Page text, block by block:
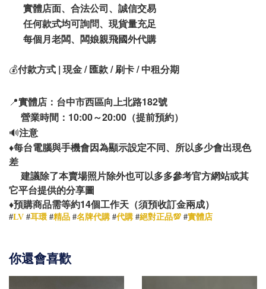
實體店面、合法公司、誠信交易
任何款式均可詢問、現貨量充足
每個月老闆、闆娘親飛國外代購
💰付款方式 | 現金 / 匯款 / 刷卡 / 中租分期
📍實體店：台中市西區向上北路182號
營業時間：10:00～20:00（提前預約）
🔊注意
♦️每台電腦與手機會因為顯示設定不同、所以多少會出現色
差
建議除了本賣場照片除外也可以多多參考官方網站或其
它平台提供的分享圖
♦️預購商品需等約14個工作天（須預收訂金兩成）
#LV #耳環 #精品 #名牌代購 #代購 #絕對正品💯 #實體店
你還會喜歡